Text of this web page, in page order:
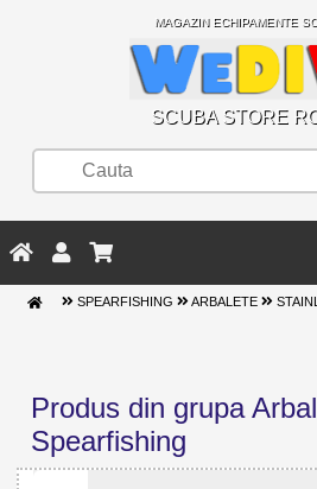
MAGAZIN ECHIPAMENTE
SCUBA STORE
SPEARFISHING ARBALETE
Produs din grupa
Spearfishing